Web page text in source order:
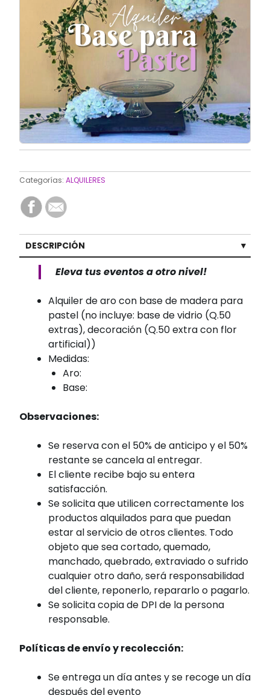
Categorías: ALQUILERES
DESCRIPCIÓN
Eleva tus eventos a otro nivel!
Alquiler de aro con base de madera para
pastel (no incluye: base de vidrio (Q.50
extras), decoración (Q.50 extra con flor
artificial))
Medidas:
Aro:
Base:
Observaciones:
Se reserva con el 50% de anticipo y el 50%
restante se cancela al entregar.
El cliente recibe bajo su entera
satisfacción.
Se solicita que utilicen correctamente los
productos alquilados para que puedan
estar al servicio de otros clientes. Todo
objeto que sea cortado, quemado,
manchado, quebrado, extraviado o sufrido
cualquier otro daño, será responsabilidad
del cliente, reponerlo, repararlo o pagarlo.
Se solicita copia de DPI de la persona
responsable.
Políticas de envío y recolección:
Se entrega un día antes y se recoge un día
después del evento